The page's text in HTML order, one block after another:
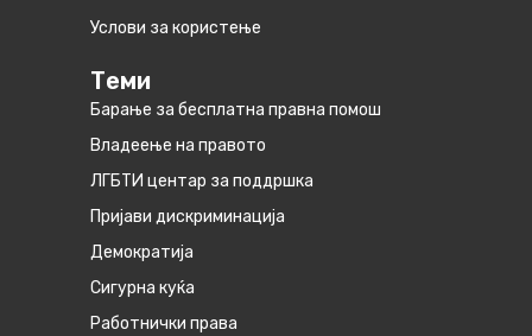
Услови за користење
Теми
Барање за бесплатна правна помош
Владеење на правото
ЛГБТИ центар за поддршка
Пријави дискриминација
Демократија
Сигурна куќа
Работнички права